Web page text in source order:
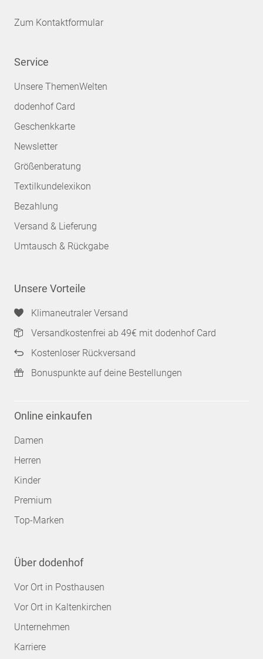
Zum Kontaktformular
Service
Unsere ThemenWelten
dodenhof Card
Geschenkkarte
Newsletter
Größenberatung
Textilkundelexikon
Bezahlung
Versand & Lieferung
Umtausch & Rückgabe
Unsere Vorteile
Klimaneutraler Versand
Versandkostenfrei ab 49€ mit dodenhof Card
Kostenloser Rückversand
Bonuspunkte auf deine Bestellungen
Online einkaufen
Damen
Herren
Kinder
Premium
Top-Marken
Über dodenhof
Vor Ort in Posthausen
Vor Ort in Kaltenkirchen
Unternehmen
Karriere